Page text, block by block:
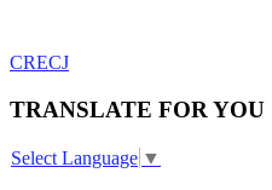
CRECJ
TRANSLATE FOR YOU
Select Language ▼